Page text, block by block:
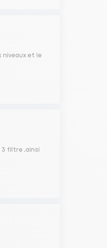
niveaux et le
3 filtre ,ainsi